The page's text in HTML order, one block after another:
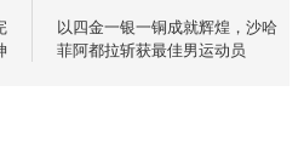
以四金一银一铜成就辉煌，沙哈
菲阿都拉斩获最佳男运动员